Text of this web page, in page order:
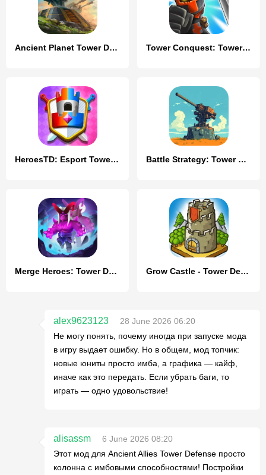
Ancient Planet Tower Defense Tower Conquest: Tower Defense
HeroesTD: Esport Tower Defense Battle Strategy: Tower Defense
Merge Heroes: Tower Defense Grow Castle - Tower Defense
alex9623123
28 June 2026 06:20
Не могу понять, почему иногда при запуске мода
в игру выдает ошибку. Но в общем, мод топчик:
новые юниты просто имба, а графика — кайф,
иначе как это передать. Если убрать баги, то
играть — одно удовольствие!
alisassm
6 June 2026 08:20
Этот мод для Ancient Allies Tower Defense просто
колонна с имбовыми способностями! Постройки